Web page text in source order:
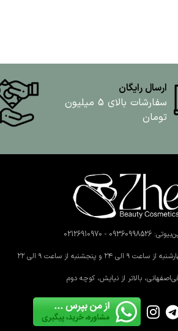
ارسال رایگان
سفارشات بالای 5 میلیون
تومان
- 02126910970
الی ۲۴ و پنجشنبه از ساعت ۹ الی ۲۲
بالاتر از نیایش، کوچه دوم